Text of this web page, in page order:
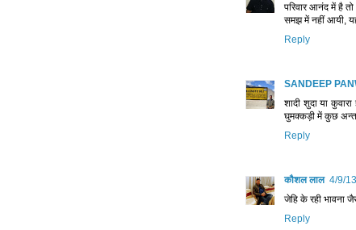
परिवार आनंद में है
समझ में नहीं आयी,
Reply
SANDEEP
शादी शुदा या
घुमक्कड़ी में कुछ
Reply
कौशल लाल 4/9/
जेहि के रही
Reply